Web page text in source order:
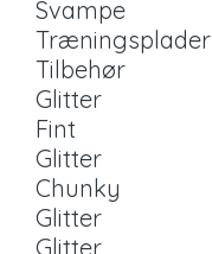
Svampe
Træningsplader
Tilbehør
Glitter
Fint
Glitter
Chunky
Glitter
Glitter